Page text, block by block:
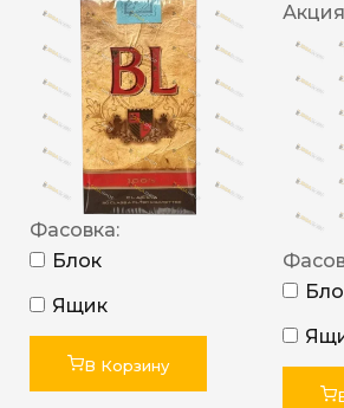
Фасовка:
Блок
Ящик
В Корзину
Акция